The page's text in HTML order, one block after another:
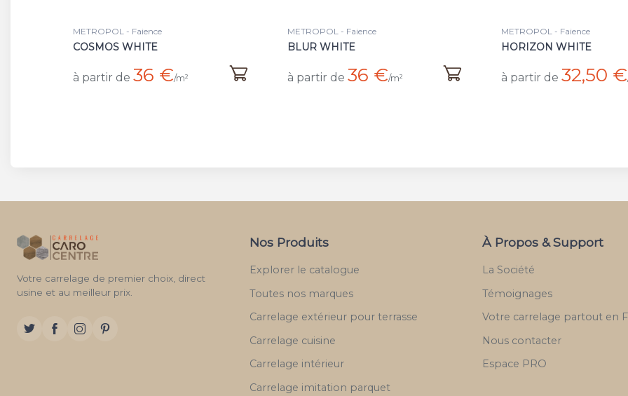
METROPOL - Faience
BLUR WHITE
à partir de 36 €/m²
METROPOL - Faience
HORIZON WHITE
à partir de 32,50 €
METROPOL - Faience
COSMOS WHITE (PB)
à partir de 17 €/m²
Votre carrelage de premier choix, direct
usine et au meilleur prix.
Nos Produits
Explorer le catalogue
Toutes nos marques
Carrelage extérieur pour terrasse
Carrelage cuisine
Carrelage intérieur
Carrelage imitation parquet
À Propos & Support
La Société
Témoignages
Votre carrelage partout en
Nous contacter
Espace PRO